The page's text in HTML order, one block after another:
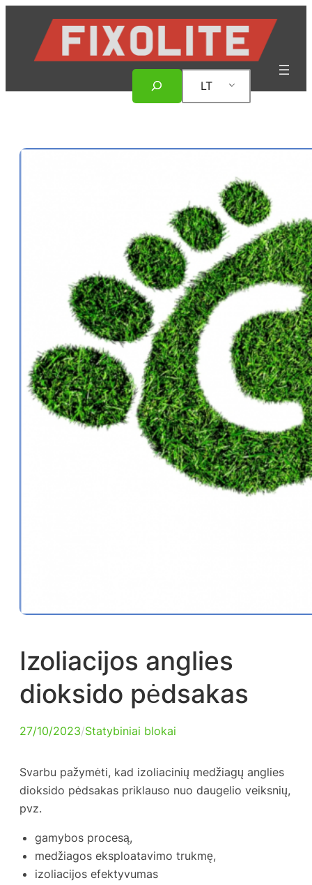
turinio
LT
Izoliacijos anglies
dioksido pėdsakas
27/10/2023/Statybiniai blokai
Svarbu pažymėti, kad izoliacinių medžiagų anglies
dioksido pėdsakas priklauso nuo daugelio veiksnių,
pvz.
gamybos procesą,
medžiagos eksploatavimo trukmę,
izoliacijos efektyvumas